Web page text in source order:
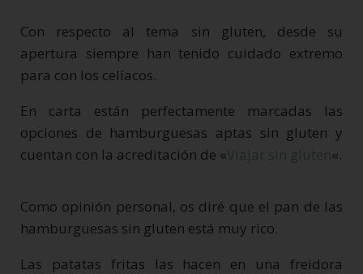
Con respecto al tema sin gluten, desde su
apertura siempre han tenido cuidado extremo
para con los celíacos.
En carta están perfectamente marcadas las
opciones de hamburguesas aptas sin gluten y
cuentan con la acreditación de «Viajar sin gluten«.
Como opinión personal, os diré que el pan de las
hamburguesas sin gluten está muy rico.
Las patatas fritas las hacen en una freidora